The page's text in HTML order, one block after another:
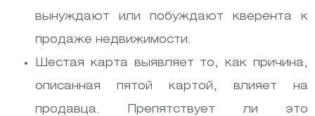
вынуждают или побуждают кверента к
продаже недвижимости.
Шестая карта выявляет то, как причина,
описанная пятой картой, влияет на
продавца. Препятствует ли это